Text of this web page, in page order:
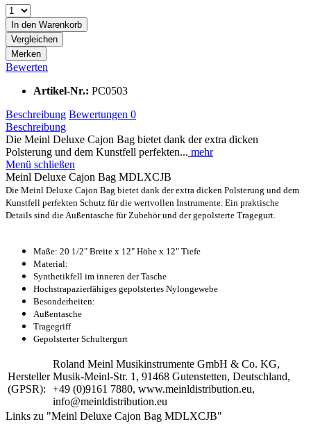
In den Warenkorb
Vergleichen
Merken
Bewerten
Artikel-Nr.: PC0503
Beschreibung Bewertungen 0
Beschreibung
Die Meinl Deluxe Cajon Bag bietet dank der extra dicken
Polsterung und dem Kunstfell perfekten... mehr
Menü schließen
Meinl Deluxe Cajon Bag MDLXCJB
Die Meinl Deluxe Cajon Bag bietet dank der extra dicken Polsterung und dem
Kunstfell perfekten Schutz für die wertvollen Instrumente. Ein praktische
Details sind die Außentasche für Zubehör und der gepolsterte Tragegurt.
Maße: 20 1/2" Breite x 12" Höhe x 12" Tiefe
Material:
Synthetikfell im inneren der Tasche
Hochstrapazierfähiges gepolstertes Nylongewebe
Besonderheiten:
Außentasche
Tragegriff
Gepolsterter Schultergurt
Hersteller
(GPSR):
Roland Meinl Musikinstrumente GmbH & Co. KG,
Musik-Meinl-Str. 1, 91468 Gutenstetten, Deutschland,
+49 (0)9161 7880, www.meinldistribution.eu,
info@meinldistribution.eu
Links zu "Meinl Deluxe Cajon Bag MDLXCJB"